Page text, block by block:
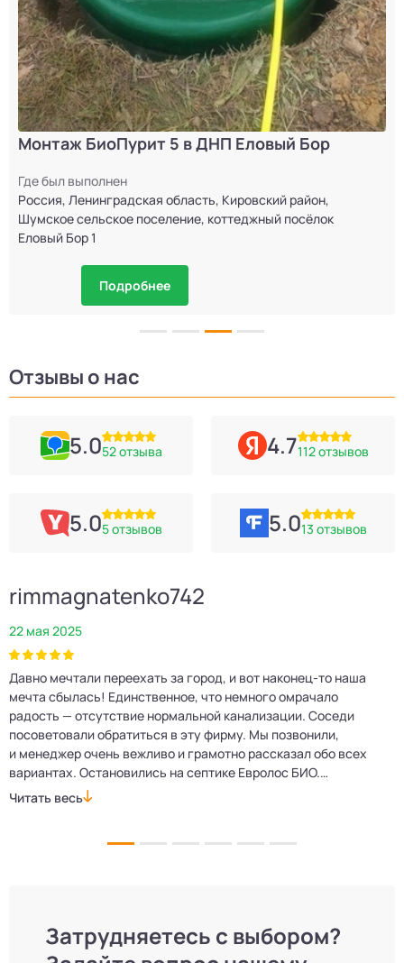
Монтаж БиоПурит 5 в ДНП Еловый Бор
Где был выполнен
Россия, Ленинградская область, Кировский район,
Шумское сельское поселение, коттеджный посёлок
Еловый Бор 1
Подробнее
Отзывы о нас
5.052 отзыва 4.7112 отзывов
5.05 отзывов 5.013 отзывов
rimmagnatenko742
22 мая 2025
Давно мечтали переехать за город, и вот наконец‑то наша
мечта сбылась! Единственное, что немного омрачало
радость — отсутствие нормальной канализации. Соседи
посоветовали обратиться в эту фирму. Мы позвонили,
и менеджер очень вежливо и грамотно рассказал обо всех
вариантах. Остановились на септике Евролос БИО.
Монтажники приехали вовремя, установили всё быстро
Читать весь
Затрудняетесь с выбором?